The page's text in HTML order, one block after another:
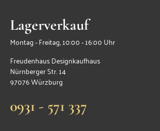
Lagerverkauf
Montag - Freitag, 10:00 - 16:00 Uhr
Freudenhaus Designkaufhaus
Nürnberger Str. 14
97076 Würzburg
0931 - 571 337